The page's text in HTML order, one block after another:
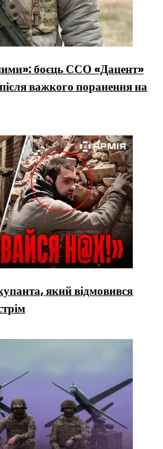
боєць ССО «Дацент»
важкого поранення на
який відмовився